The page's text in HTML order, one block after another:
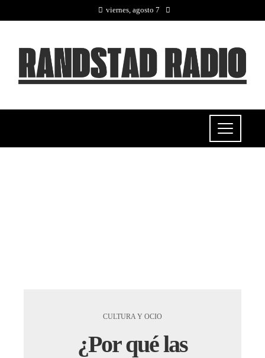
viernes, agosto 7
CULTURA Y OCIO
¿Por qué las